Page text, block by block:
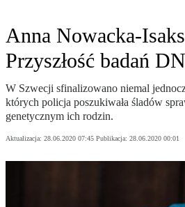
Anna Nowacka-
Przyszłość badań
W Szwecji sfinalizowano niemal
których policja poszukiwała śladów
genetycznym ich rodzin.
Aktualizacja: 28.06.2020 07:45 Publikacja: 28.06.2020 00:01